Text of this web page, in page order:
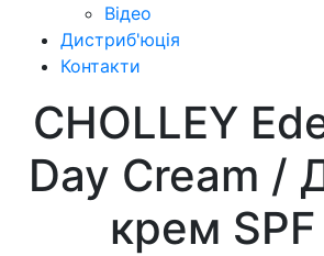
Відео
Дистриб'юція
Контакти
CHOLLEY
Day Cream /
крем